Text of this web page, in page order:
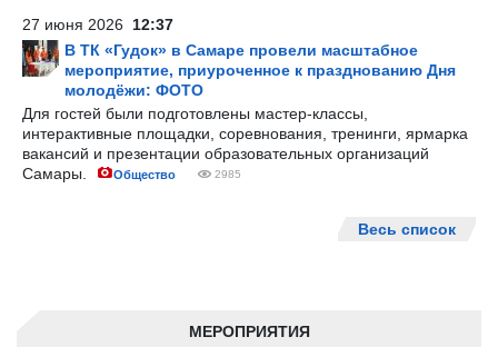
МЕРОПРИЯТИЯ
27 июня 2026 12:37
В ТК «Гудок» в Самаре провели масштабное
мероприятие, приуроченное к празднованию Дня
молодёжи: ФОТО
Для гостей были подготовлены мастер-классы,
интерактивные площадки, соревнования, тренинги, ярмарка
вакансий и презентации образовательных организаций
Самары.
Общество 2985
Весь список